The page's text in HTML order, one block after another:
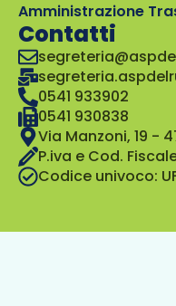
Amministrazione
Contatti
0541 933902
0541 930838
Via Manzoni, 19 -
P.iva e Cod.
Codice univoco: